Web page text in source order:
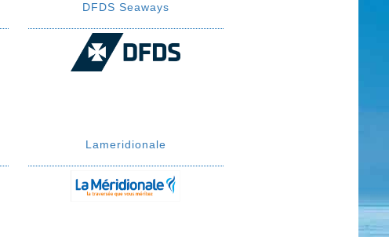
DFDS Seaways
Lameridionale